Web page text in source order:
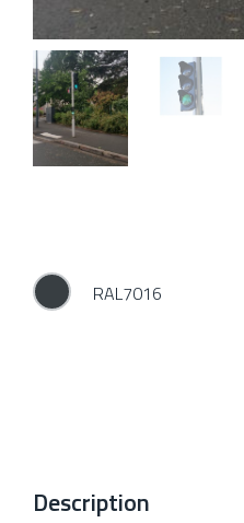
La Charte du Paysage Urbain
(CPU) est un outil ayant
vocation à regrouper
l’ensemble des informations à
prendre en compte pour tous
projets de création,
d’aménagements et
d’installations, impactant
l’espace public, le paysage
urbain et le cadre de vie.
RAL7016
Description